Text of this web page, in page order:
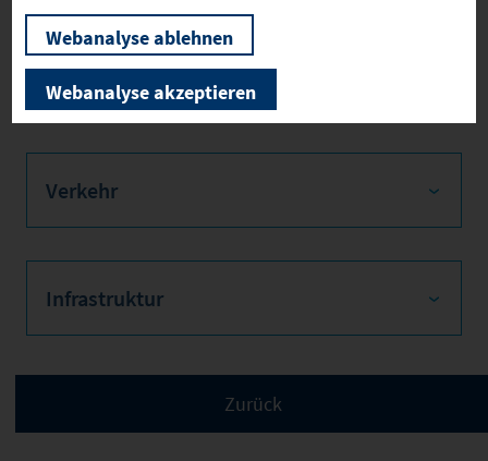
wurde noch nicht in
Rechtskraft gesetzt.
Verkehr
Infrastruktur
Webanalyse ablehnen
Webanalyse akzeptieren